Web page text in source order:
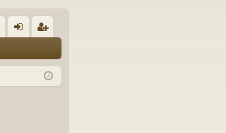
m ist